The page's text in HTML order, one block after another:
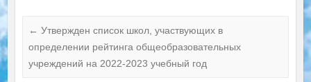
← Утвержден список школ, участвующих в
определении рейтинга общеобразовательных
учреждений на 2022-2023 учебный год